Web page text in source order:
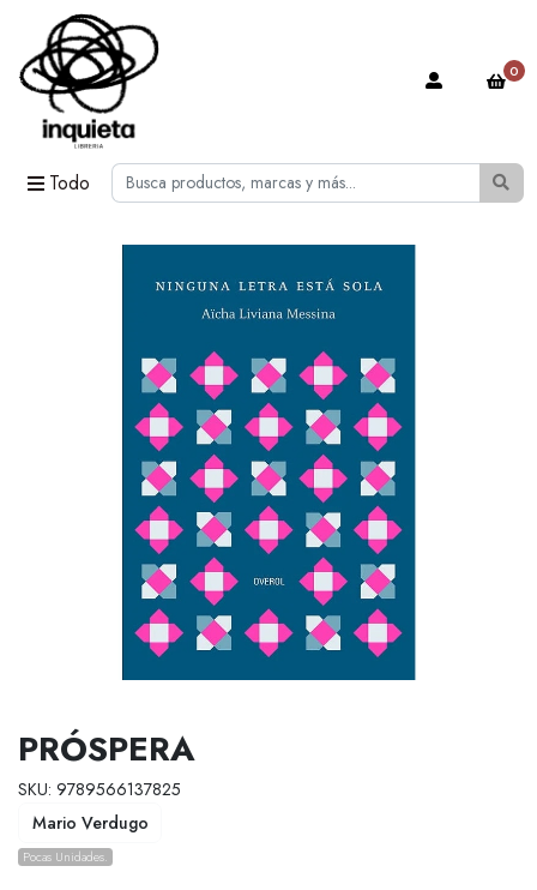
Todo
0
PRÓSPERA
SKU: 9789566137825
Mario Verdugo
Pocas Unidades.